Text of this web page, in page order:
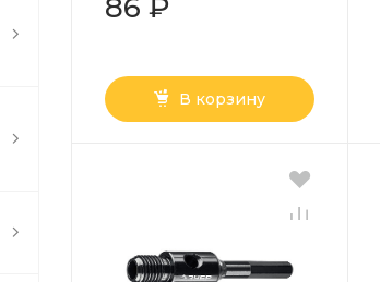
86 ₽
В корзину